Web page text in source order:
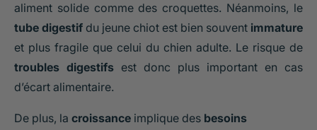
aliment solide comme des croquettes. Néanmoins, le
tube digestif du jeune chiot est bien souvent immature
et plus fragile que celui du chien adulte. Le risque de
troubles digestifs est donc plus important en cas
d’écart alimentaire.
De plus, la croissance implique des besoins